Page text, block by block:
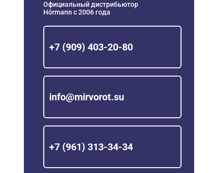
Официальный дистрибьютор
Hörmann с 2006 года
+7 (909) 403-20-80
info@mirvorot.su
+7 (961) 313-34-34